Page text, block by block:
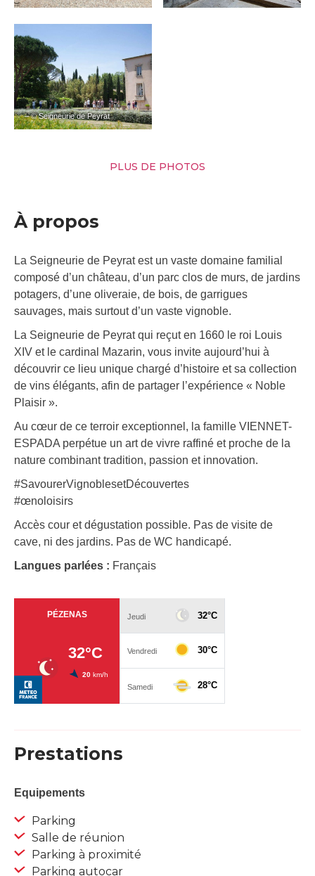
– © Seigneurie de Peyrat
PLUS DE PHOTOS
À propos
La Seigneurie de Peyrat est un vaste domaine familial
composé d’un château, d’un parc clos de murs, de jardins
potagers, d’une oliveraie, de bois, de garrigues
sauvages, mais surtout d’un vaste vignoble.
La Seigneurie de Peyrat qui reçut en 1660 le roi Louis
XIV et le cardinal Mazarin, vous invite aujourd’hui à
découvrir ce lieu unique chargé d’histoire et sa collection
de vins élégants, afin de partager l’expérience « Noble
Plaisir ».
Au cœur de ce terroir exceptionnel, la famille VIENNET-
ESPADA perpétue un art de vivre raffiné et proche de la
nature combinant tradition, passion et innovation.
#SavourerVignoblesetDécouvertes
#œnoloisirs
Accès cour et dégustation possible. Pas de visite de
cave, ni des jardins. Pas de WC handicapé.
Langues parlées : Français
Prestations
Equipements
Parking
Salle de réunion
Parking à proximité
Parking autocar